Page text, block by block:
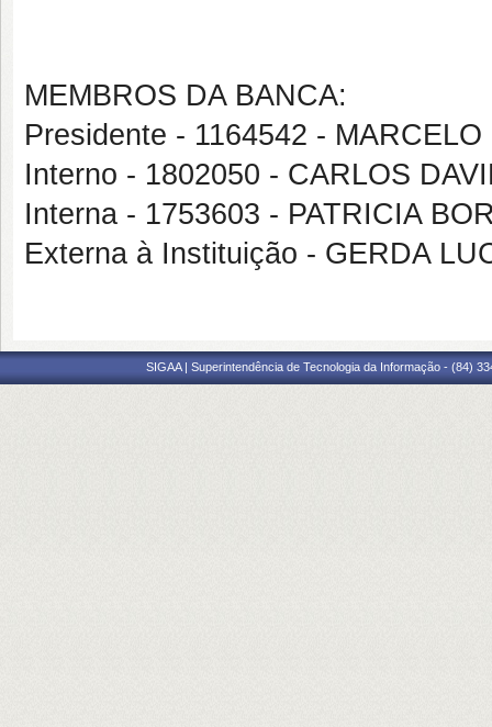
MEMBROS DA BANCA:
Presidente - 1164542 -
Interno - 1802050 - CARLOS
Interna - 1753603 - PATRICIA
Externa à Instituição - GERDA
SIGAA | Superintendência de Tecnologia da Informação - (84)